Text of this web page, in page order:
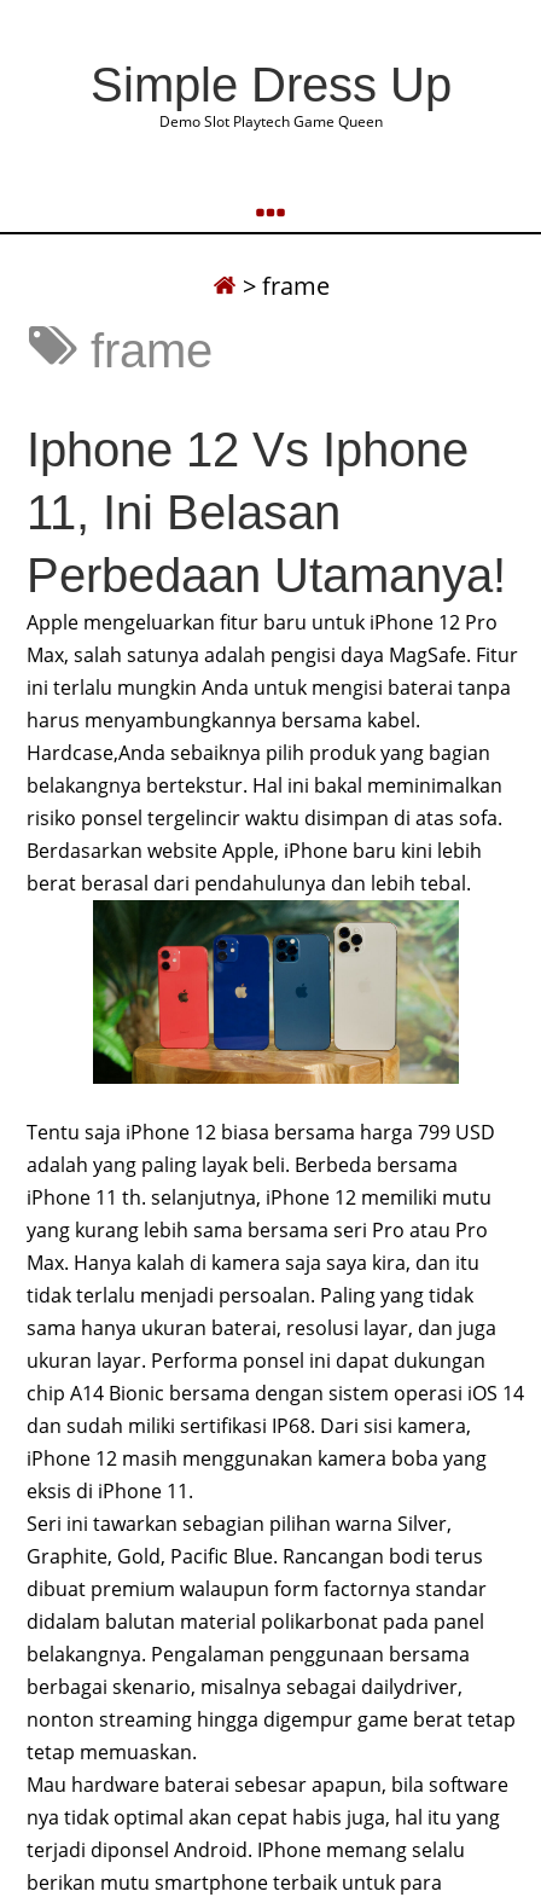
Simple Dress Up
Demo Slot Playtech Game Queen
>frame
frame
Iphone 12 Vs Iphone
11, Ini Belasan
Perbedaan Utamanya!
Apple mengeluarkan fitur baru untuk iPhone 12 Pro
Max, salah satunya adalah pengisi daya MagSafe. Fitur
ini terlalu mungkin Anda untuk mengisi baterai tanpa
harus menyambungkannya bersama kabel.
Hardcase,Anda sebaiknya pilih produk yang bagian
belakangnya bertekstur. Hal ini bakal meminimalkan
risiko ponsel tergelincir waktu disimpan di atas sofa.
Berdasarkan website Apple, iPhone baru kini lebih
berat berasal dari pendahulunya dan lebih tebal.
Tentu saja iPhone 12 biasa bersama harga 799 USD
adalah yang paling layak beli. Berbeda bersama
iPhone 11 th. selanjutnya, iPhone 12 memiliki mutu
yang kurang lebih sama bersama seri Pro atau Pro
Max. Hanya kalah di kamera saja saya kira, dan itu
tidak terlalu menjadi persoalan. Paling yang tidak
sama hanya ukuran baterai, resolusi layar, dan juga
ukuran layar. Performa ponsel ini dapat dukungan
chip A14 Bionic bersama dengan sistem operasi iOS 14
dan sudah miliki sertifikasi IP68. Dari sisi kamera,
iPhone 12 masih menggunakan kamera boba yang
eksis di iPhone 11.
Seri ini tawarkan sebagian pilihan warna Silver,
Graphite, Gold, Pacific Blue. Rancangan bodi terus
dibuat premium walaupun form factornya standar
didalam balutan material polikarbonat pada panel
belakangnya. Pengalaman penggunaan bersama
berbagai skenario, misalnya sebagai dailydriver,
nonton streaming hingga digempur game berat tetap
tetap memuaskan.
Mau hardware baterai sebesar apapun, bila software
nya tidak optimal akan cepat habis juga, hal itu yang
terjadi diponsel Android. IPhone memang selalu
berikan mutu smartphone terbaik untuk para